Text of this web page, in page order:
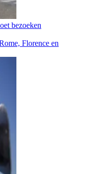
bezoeken
Florence en